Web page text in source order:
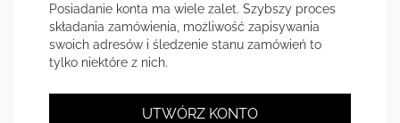
Posiadanie konta ma wiele zalet. Szybszy proces
składania zamówienia, możliwość zapisywania
swoich adresów i śledzenie stanu zamówień to
tylko niektóre z nich.
UTWÓRZ KONTO